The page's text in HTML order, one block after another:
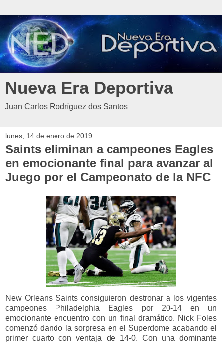
Nueva Era Deportiva
Juan Carlos Rodríguez dos Santos
lunes, 14 de enero de 2019
Saints eliminan a campeones Eagles
en emocionante final para avanzar al
Juego por el Campeonato de la NFC
New Orleans Saints consiguieron destronar a los vigentes
campeones Philadelphia Eagles por 20-14 en un
emocionante encuentro con un final dramático. Nick Foles
comenzó dando la sorpresa en el Superdome acabando el
primer cuarto con ventaja de 14-0. Con una dominante